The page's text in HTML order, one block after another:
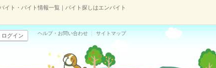
イト・バイト情報一覧｜バイト探しはエンバイト
ログイン ヘルプ・お問い合わせ サイトマップ